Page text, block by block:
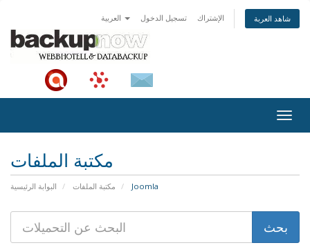
تسجيل الدخول الإشتراك شاهد العربة
مكتبة الملفات
البوابة الرئيسية مكتبة الملفات Joomla